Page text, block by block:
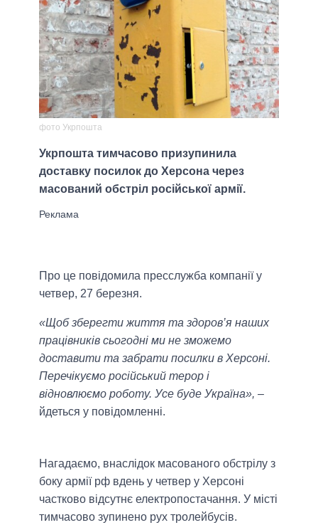
фото Укрпошта
Укрпошта тимчасово призупинила
доставку посилок до Херсона через
масований обстріл російської армії.
Про це повідомила пресслужба компанії у
четвер, 27 березня.
«Щоб зберегти життя та здоров’я наших
працівників сьогодні ми не зможемо
доставити та забрати посилки в Херсоні.
Перечікуємо російський терор і
відновлюємо роботу. Усе буде Україна», –
йдеться у повідомленні.
Нагадаємо, внаслідок масованого обстрілу з
боку армії рф вдень у четвер у Херсоні
частково відсутнє електропостачання. У місті
тимчасово зупинено рух тролейбусів.